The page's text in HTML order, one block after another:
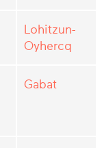
Lohitzun-
Oyhercq
Gabat